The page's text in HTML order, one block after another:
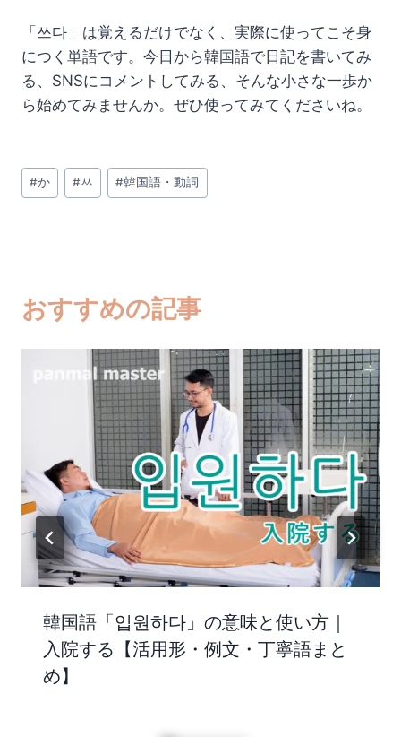
「쓰다」は覚えるだけでなく、実際に使ってこそ身
につく単語です。今日から韓国語で日記を書いてみ
る、SNSにコメントしてみる、そんな小さな一歩か
ら始めてみませんか。ぜひ使ってみてくださいね。
投
稿
#か #ㅆ #韓国語・動詞
おすすめの記事
韓国語「입원하다」の意味と使い方｜
入院する【活用形・例文・丁寧語まと
め】